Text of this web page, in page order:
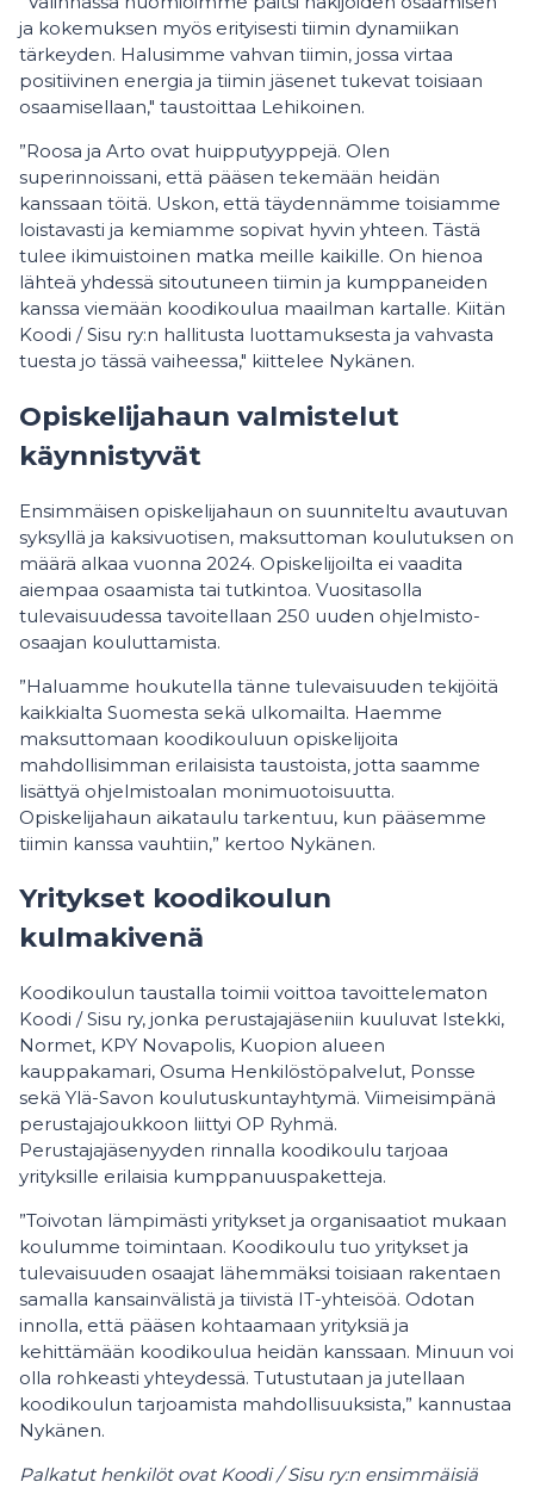
ja kokemuksen myös erityisesti tiimin dynamiikan
tärkeyden. Halusimme vahvan tiimin, jossa virtaa
positiivinen energia ja tiimin jäsenet tukevat toisiaan
osaamisellaan," taustoittaa Lehikoinen.
”Roosa ja Arto ovat huipputyyppejä. Olen
superinnoissani, että pääsen tekemään heidän
kanssaan töitä. Uskon, että täydennämme toisiamme
loistavasti ja kemiamme sopivat hyvin yhteen. Tästä
tulee ikimuistoinen matka meille kaikille. On hienoa
lähteä yhdessä sitoutuneen tiimin ja kumppaneiden
kanssa viemään koodikoulua maailman kartalle. Kiitän
Koodi / Sisu ry:n hallitusta luottamuksesta ja vahvasta
tuesta jo tässä vaiheessa," kiittelee Nykänen.
Opiskelijahaun valmistelut
käynnistyvät
Ensimmäisen opiskelijahaun on suunniteltu avautuvan
syksyllä ja kaksivuotisen, maksuttoman koulutuksen on
määrä alkaa vuonna 2024. Opiskelijoilta ei vaadita
aiempaa osaamista tai tutkintoa. Vuositasolla
tulevaisuudessa tavoitellaan 250 uuden ohjelmisto-
osaajan kouluttamista.
”Haluamme houkutella tänne tulevaisuuden tekijöitä
kaikkialta Suomesta sekä ulkomailta. Haemme
maksuttomaan koodikouluun opiskelijoita
mahdollisimman erilaisista taustoista, jotta saamme
lisättyä ohjelmistoalan monimuotoisuutta.
Opiskelijahaun aikataulu tarkentuu, kun pääsemme
tiimin kanssa vauhtiin,” kertoo Nykänen.
Yritykset koodikoulun
kulmakivenä
Koodikoulun taustalla toimii voittoa tavoittelematon
Koodi / Sisu ry, jonka perustajajäseniin kuuluvat Istekki,
Normet, KPY Novapolis, Kuopion alueen
kauppakamari, Osuma Henkilöstöpalvelut, Ponsse
sekä Ylä-Savon koulutuskuntayhtymä. Viimeisimpänä
perustajajoukkoon liittyi OP Ryhmä.
Perustajajäsenyyden rinnalla koodikoulu tarjoaa
yrityksille erilaisia kumppanuuspaketteja.
”Toivotan lämpimästi yritykset ja organisaatiot mukaan
koulumme toimintaan. Koodikoulu tuo yritykset ja
tulevaisuuden osaajat lähemmäksi toisiaan rakentaen
samalla kansainvälistä ja tiivistä IT-yhteisöä. Odotan
innolla, että pääsen kohtaamaan yrityksiä ja
kehittämään koodikoulua heidän kanssaan. Minuun voi
olla rohkeasti yhteydessä. Tutustutaan ja jutellaan
koodikoulun tarjoamista mahdollisuuksista,” kannustaa
Nykänen.
Palkatut henkilöt ovat Koodi / Sisu ry:n ensimmäisiä